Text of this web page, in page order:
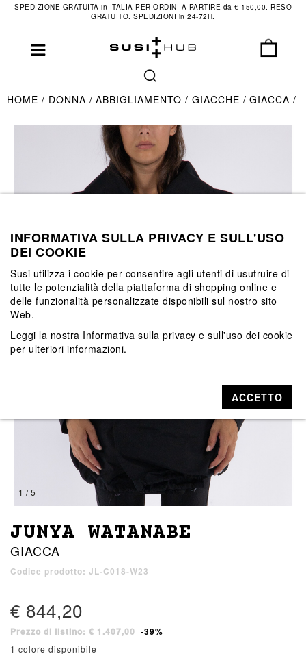
SPEDIZIONE GRATUITA in ITALIA PER ORDINI A PARTIRE da € 150,00. RESO
GRATUITO. SPEDIZIONI in 24-72H.
HOME DONNA ABBIGLIAMENTO GIACCHE GIACCA
1 / 5
JUNYA WATANABE
GIACCA
Codice prodotto: JL-C018-W23
€ 844,20
Prezzo di listino: € 1.407,00 -39%
1 colore disponibile
INFORMATIVA SULLA PRIVACY E SULL'USO
DEI COOKIE
Susi utilizza i cookie per consentire agli utenti di usufruire di
tutte le potenzialità della piattaforma di shopping online e
delle funzionalità personalizzate disponibili sul nostro sito
Web.
Leggi la nostra Informativa sulla privacy e sull'uso dei cookie
per ulteriori informazioni.
ACCETTO